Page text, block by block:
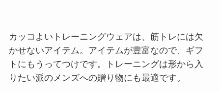
カッコよいトレーニングウェアは、筋トレには欠
かせないアイテム。アイテムが豊富なので、ギフ
トにもうってつけです。トレーニングは形から入
りたい派のメンズへの贈り物にも最適です。